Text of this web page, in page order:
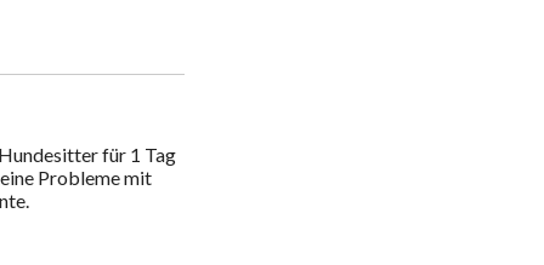
für 1 Tag
Probleme mit